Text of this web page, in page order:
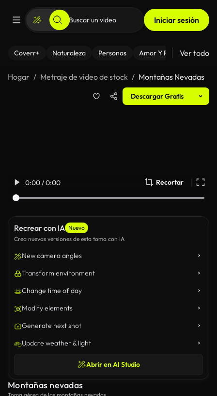
Iniciar sesión
Coverr+ Naturaleza Personas Amor Y Relaciones
Ver todo
Hogar Metraje de video de stock Montañas Nevadas
Descargar Gratis
0:00 / 0:00 Recortar
Recrear con IA Nuevo
Crea nuevas versiones de esta toma con IA
New camera angles
Transform environment
Change time of day
Modify elements
Generate next shot
Update weather & light
Abrir en AI Studio
Montañas nevadas